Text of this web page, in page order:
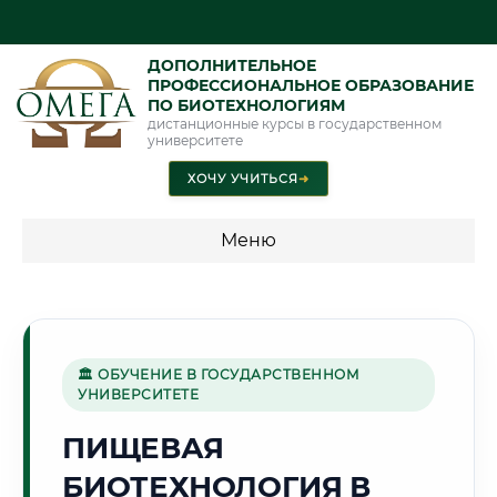
ДОПОЛНИТЕЛЬНОЕ
ПРОФЕССИОНАЛЬНОЕ ОБРАЗОВАНИЕ
ПО БИОТЕХНОЛОГИЯМ
дистанционные курсы в государственном
университете
ХОЧУ УЧИТЬСЯ➜
Меню
Г. АКТЮБИНСК
🏛 ОБУЧЕНИЕ В ГОСУДАРСТВЕННОМ
УНИВЕРСИТЕТЕ
ПИЩЕВАЯ
БИОТЕХНОЛОГИЯ В